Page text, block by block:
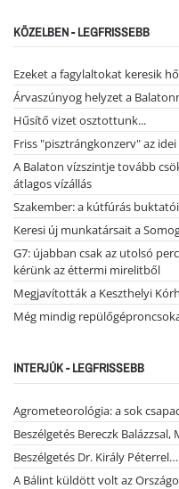
KÖZELBEN - LEGFRISSEBB
Ezeket a fagylaltokat keresik
Árvaszúnyog helyzet a
Hűsítő vizet osztottunk...
Friss "pisztrángkonzerv" az
A Balaton vízszintje tovább
átlagos vízállás
Szakember: a kútfúrás buktatói
Keresi új munkatársait a
G7: újabban csak az utolsó
kérünk az éttermi mirelitből
Megjavították a Keszthelyi
Még mindig
INTERJÚK - LEGFRISSEBB
Agrometeorológia: a sok
Beszélgetés Bereczk
Beszélgetés Dr. Király Péterrel…
A Bálint küldött volt az